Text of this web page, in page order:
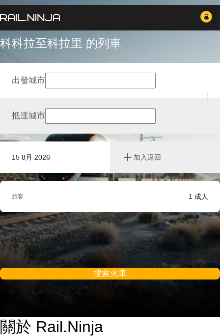
科科拉至科拉里 的列車
15 8月 2026 加入返回
出發城市
抵達城市
旅客 1 成人
搜索火車
關於 Rail.Ninja